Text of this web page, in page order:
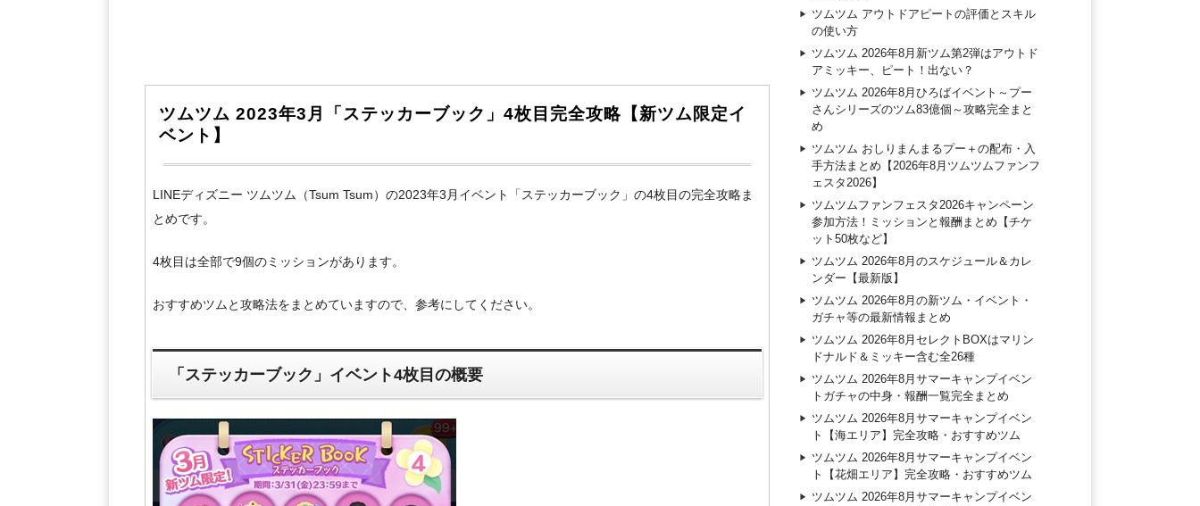
ツムツム 2023年3月「ステッカーブック」4枚目完全攻略【新ツム限定イ
ベント】
LINEディズニー ツムツム（Tsum Tsum）の2023年3月イベント「ステッカーブック」の4枚目の完全攻略ま
とめです。
4枚目は全部で9個のミッションがあります。
おすすめツムと攻略法をまとめていますので、参考にしてください。
「ステッカーブック」イベント4枚目の概要
ツムツム アウトドアピートの評価とスキル
の使い方
ツムツム 2026年8月新ツム第2弾はアウトド
アミッキー、ピート！出ない？
ツムツム 2026年8月ひろばイベント～プー
さんシリーズのツム83億個～攻略完全まと
め
ツムツム おしりまんまるプー＋の配布・入
手方法まとめ【2026年8月ツムツムファンフ
ェスタ2026】
ツムツムファンフェスタ2026キャンペーン
参加方法！ミッションと報酬まとめ【チケ
ット50枚など】
ツムツム 2026年8月のスケジュール＆カレ
ンダー【最新版】
ツムツム 2026年8月の新ツム・イベント・
ガチャ等の最新情報まとめ
ツムツム 2026年8月セレクトBOXはマリン
ドナルド＆ミッキー含む全26種
ツムツム 2026年8月サマーキャンプイベン
トガチャの中身・報酬一覧完全まとめ
ツムツム 2026年8月サマーキャンプイベン
ト【海エリア】完全攻略・おすすめツム
ツムツム 2026年8月サマーキャンプイベン
ト【花畑エリア】完全攻略・おすすめツム
ツムツム 2026年8月サマーキャンプイベン